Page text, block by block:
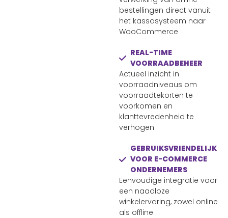
bestellingen direct vanuit
het kassasysteem naar
WooCommerce
REAL-TIME
VOORRAADBEHEER
Actueel inzicht in
voorraadniveaus om
voorraadtekorten te
voorkomen en
klanttevredenheid te
verhogen
GEBRUIKSVRIENDELIJK
VOOR E-COMMERCE
ONDERNEMERS
Eenvoudige integratie voor
een naadloze
winkelervaring, zowel online
als offline